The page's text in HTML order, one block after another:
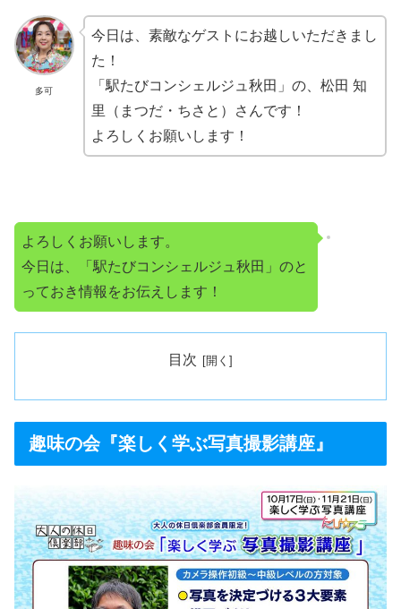
e
b
o
o
k
n
a
et
e
st
多可
今日は、素敵なゲストにお越しいただきまし
た！
「駅たびコンシェルジュ秋田」の、松田 知
里（まつだ・ちさと）さんです！
よろしくお願いします！
よろしくお願いします。
今日は、「駅たびコンシェルジュ秋田」のと
っておき情報をお伝えします！
目次
趣味の会『楽しく学ぶ写真撮影講座』